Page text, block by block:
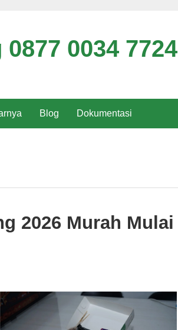
0034 7724
Blog Dokumentasi
2026 Murah Mulai